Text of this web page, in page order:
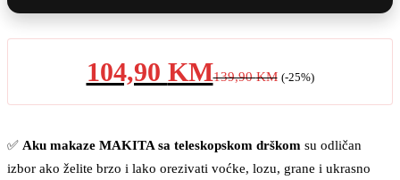
104,90 KM139,90KM (-25%)
✅ Aku makaze MAKITA sa teleskopskom drškom su odličan
izbor ako želite brzo i lako orezivati voćke, lozu, grane i ukrasno